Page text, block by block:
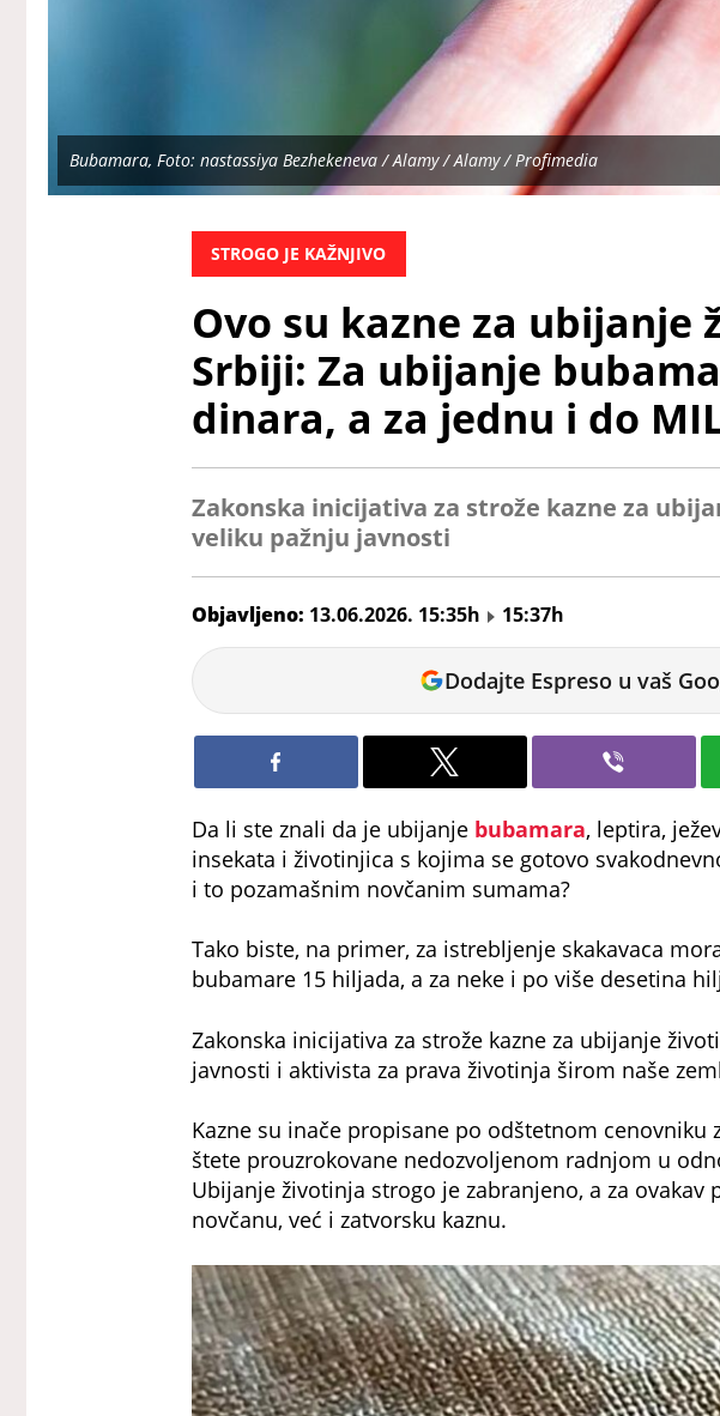
Bubamara, Foto: nastassiya Bezhekeneva / Alamy / Alamy / Profimedia
STROGO JE KAŽNJIVO
Ovo su kazne za ubijanje
Srbiji: Za ubijanje
dinara, a za jednu i do
Zakonska inicijativa za strože kazne za
veliku pažnju javnosti
Objavljeno: 13.06.2026. 15:35h
15:37h
Miloš
Dojčinović
Dodajte Espreso u vaš
Da li ste znali da je ubijanje bubamara, leptira,
insekata i životinjica s kojima se gotovo
i to pozamašnim novčanim sumama?
Tako biste, na primer, za istrebljenje skakavaca
bubamare 15 hiljada, a za neke i po više desetina
Zakonska inicijativa za strože kazne za ubijanje
javnosti i aktivista za prava životinja širom naše
Kazne su inače propisane po odštetnom cenovniku
štete prouzrokovane nedozvoljenom radnjom u
Ubijanje životinja strogo je zabranjeno, a za ovakav
novčanu, već i zatvorsku kaznu.